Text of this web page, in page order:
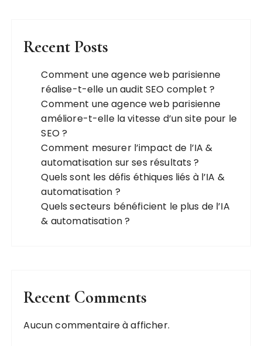
Recent Posts
Comment une agence web parisienne
réalise-t-elle un audit SEO complet ?
Comment une agence web parisienne
améliore-t-elle la vitesse d’un site pour le
SEO ?
Comment mesurer l’impact de l’IA &
automatisation sur ses résultats ?
Quels sont les défis éthiques liés à l’IA &
automatisation ?
Quels secteurs bénéficient le plus de l’IA
& automatisation ?
Recent Comments
Aucun commentaire à afficher.